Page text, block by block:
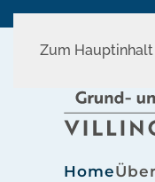
Zum
Home